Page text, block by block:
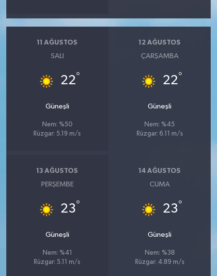
11 AĞUSTOS
SALI
22°
Güneşli
Nem: %50
Rüzgar: 5.19 m/s
12 AĞUSTOS
ÇARŞAMBA
22°
Güneşli
Nem: %45
Rüzgar: 6.11 m/s
13 AĞUSTOS
PERŞEMBE
23°
Güneşli
Nem: %41
Rüzgar: 5.11 m/s
14 AĞUSTOS
CUMA
23°
Güneşli
Nem: %38
Rüzgar: 4.89 m/s